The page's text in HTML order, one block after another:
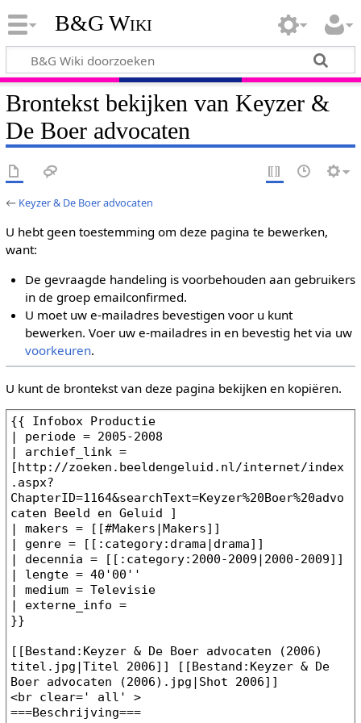
B&G Wiki
Brontekst bekijken van Keyzer &
De Boer advocaten
← Keyzer & De Boer advocaten
U hebt geen toestemming om deze pagina te bewerken,
want:
De gevraagde handeling is voorbehouden aan gebruikers
in de groep emailconfirmed.
U moet uw e-mailadres bevestigen voor u kunt
bewerken. Voer uw e-mailadres in en bevestig het via uw
voorkeuren.
U kunt de brontekst van deze pagina bekijken en kopiëren.